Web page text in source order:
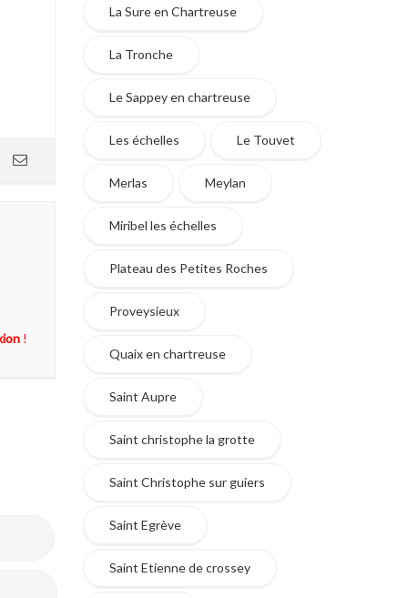
!
La Sure en Chartreuse
La Tronche
Le Sappey en chartreuse
Les échelles Le Touvet
Merlas Meylan
Miribel les échelles
Plateau des Petites Roches
Proveysieux
Quaix en chartreuse
Saint Aupre
Saint christophe la grotte
Saint Christophe sur guiers
Saint Egrève
Saint Etienne de crossey